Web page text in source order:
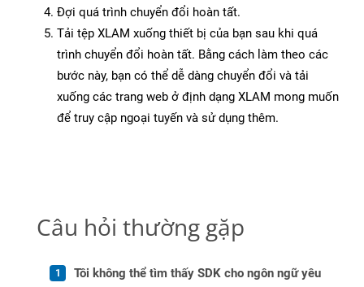
Đợi quá trình chuyển đổi hoàn tất.
Tải tệp XLAM xuống thiết bị của bạn sau khi quá
trình chuyển đổi hoàn tất. Bằng cách làm theo các
bước này, bạn có thể dễ dàng chuyển đổi và tải
xuống các trang web ở định dạng XLAM mong muốn
để truy cập ngoại tuyến và sử dụng thêm.
Câu hỏi thường gặp
Tôi không thể tìm thấy SDK cho ngôn ngữ yêu